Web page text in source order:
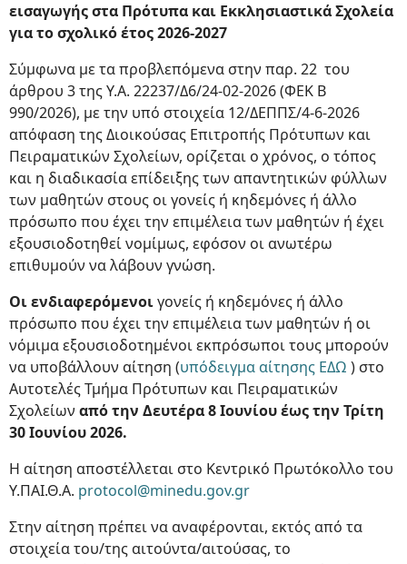
εισαγωγής στα Πρότυπα και Εκκλησιαστικά Σχολεία
για το σχολικό έτος 2026-2027
Σύμφωνα με τα προβλεπόμενα στην παρ. 22 του
άρθρου 3 της Υ.Α. 22237/Δ6/24-02-2026 (ΦΕΚ Β
990/2026), με την υπό στοιχεία 12/ΔΕΠΠΣ/4-6-2026
απόφαση της Διοικούσας Επιτροπής Πρότυπων και
Πειραματικών Σχολείων, ορίζεται ο χρόνος, ο τόπος
και η διαδικασία επίδειξης των απαντητικών φύλλων
των μαθητών στους οι γονείς ή κηδεμόνες ή άλλο
πρόσωπο που έχει την επιμέλεια των μαθητών ή έχει
εξουσιοδοτηθεί νομίμως, εφόσον οι ανωτέρω
επιθυμούν να λάβουν γνώση.
Οι ενδιαφερόμενοιγονείς ή κηδεμόνες ή άλλο
πρόσωπο που έχει την επιμέλεια των μαθητών ή οι
νόμιμα εξουσιοδοτημένοι εκπρόσωποι τους μπορούν
να υποβάλλουν αίτηση (υπόδειγμα αίτησης ΕΔΩ ) στο
Αυτοτελές Τμήμα Πρότυπων και Πειραματικών
Σχολείων από την Δευτέρα 8 Ιουνίου έως την Τρίτη
30 Ιουνίου 2026.
Η αίτηση αποστέλλεται στο Κεντρικό Πρωτόκολλο του
Υ.ΠΑΙ.Θ.Α. protocol@minedu.gov.gr
Στην αίτηση πρέπει να αναφέρονται, εκτός από τα
στοιχεία του/της αιτούντα/αιτούσας, το